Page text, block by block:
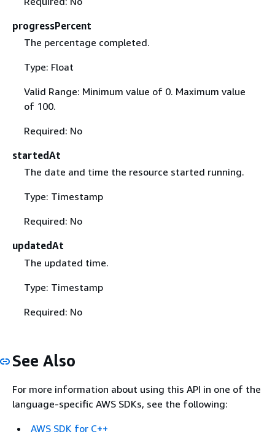
progressPercent
The percentage completed.
Type: Float
Valid Range: Minimum value of 0. Maximum value
of 100.
Required: No
startedAt
The date and time the resource started running.
Type: Timestamp
Required: No
updatedAt
The updated time.
Type: Timestamp
Required: No
See Also
For more information about using this API in one of the
language-specific AWS SDKs, see the following:
AWS SDK for C++